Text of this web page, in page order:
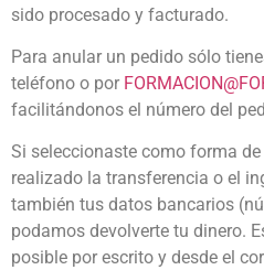
sido procesado y facturado.
Para anular un pedido sólo
teléfono o por
facilitándonos el número del
Si seleccionaste como forma
realizado la transferencia o el
también tus datos bancarios
podamos devolverte tu dinero.
posible por escrito y desde el